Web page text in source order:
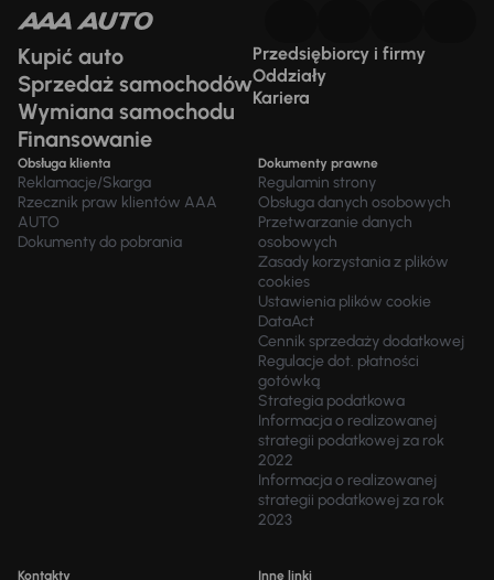
Kupić auto
Sprzedaż samochodów
Wymiana samochodu
Finansowanie
Przedsiębiorcy i firmy
Oddziały
Kariera
Obsługa klienta
Reklamacje/Skarga
Rzecznik praw klientów AAA
AUTO
Dokumenty do pobrania
Dokumenty prawne
Regulamin strony
Obsługa danych osobowych
Przetwarzanie danych
osobowych
Zasady korzystania z plików
cookies
Ustawienia plików cookie
DataAct
Cennik sprzedaży dodatkowej
Regulacje dot. płatności
gotówką
Strategia podatkowa
Informacja o realizowanej
strategii podatkowej za rok
2022
Informacja o realizowanej
strategii podatkowej za rok
2023
Kontakty Inne linki